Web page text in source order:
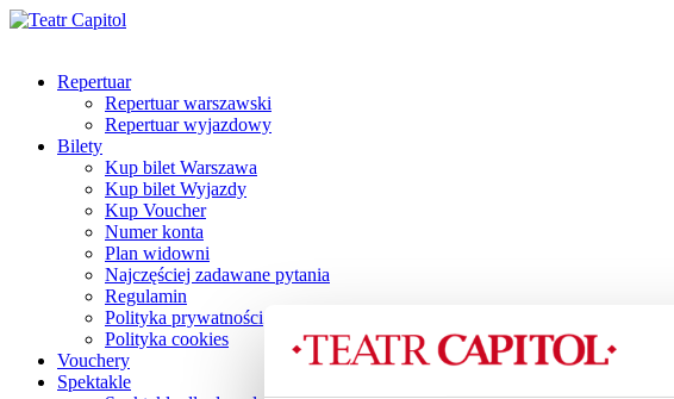
Repertuar
Repertuar warszawski
Repertuar wyjazdowy
Bilety
Kup bilet Warszawa
Kup bilet Wyjazdy
Kup Voucher
Numer konta
Plan widowni
Najczęściej zadawane pytania
Regulamin
Polityka prywatności
Polityka cookies
Vouchery
Spektakle